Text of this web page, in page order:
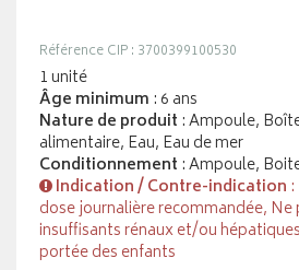
Référence CIP : 3700399100530
1 unité
Âge minimum : 6 ans
Nature de produit : Ampoule,
alimentaire, Eau, Eau de mer
Conditionnement : Ampoule,
Indication / Contre-indication
dose journalière recommandée, Ne
insuffisants rénaux et/ou
portée des enfants